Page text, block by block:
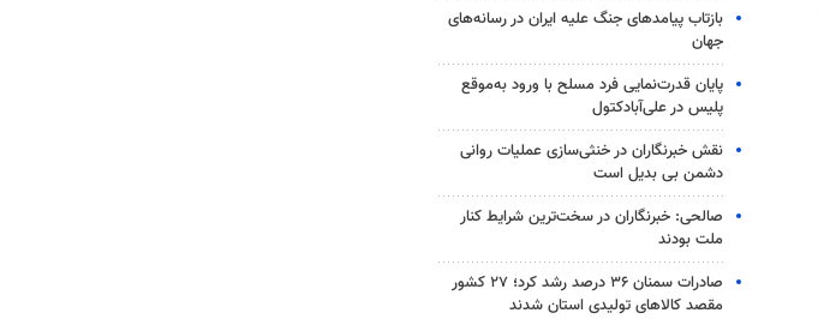
بازتاب پیامدهای جنگ علیه ایران در رسانه‌های
جهان
پایان قدرت‌نمایی فرد مسلح با ورود به‌موقع
پلیس در علی‌آبادکتول
نقش خبرنگاران در خنثی‌سازی عملیات روانی
دشمن بی بدیل است
صالحی: خبرنگاران در سخت‌ترین شرایط کنار
ملت بودند
صادرات سمنان ۳۶ درصد رشد کرد؛ ۲۷ کشور
مقصد کالاهای تولیدی استان شدند